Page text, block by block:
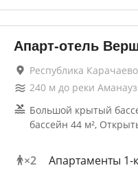
Апарт-отель
Республика
240м до реки Аманауз
Большой крытый
бассейн 44 м²,
×2 Апартаменты 1-